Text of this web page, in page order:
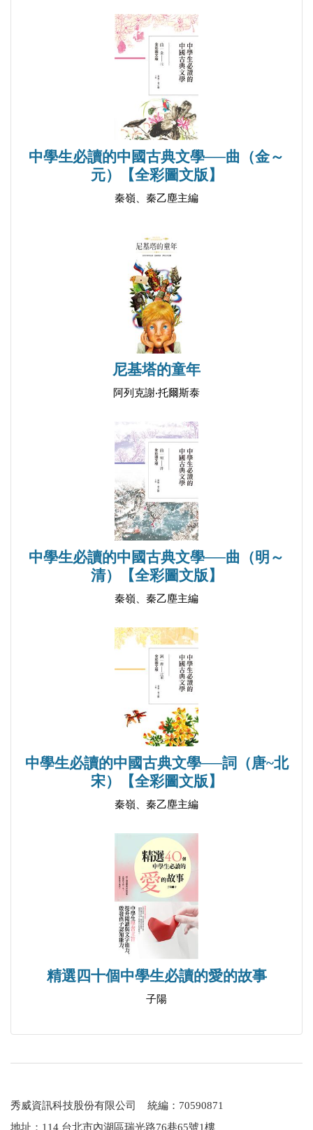
浣溪沙（蓼岸風多橘柚香）＼孫光憲
酒泉子（長憶觀潮）＼潘閬
蘇幕遮（碧雲天）＼范仲淹
漁家傲（塞下秋來風景異）＼范仲淹
雨霖鈴（寒蟬淒切）＼柳永
天仙子（〈水調〉數聲持酒聽）＼張先
蝶戀花（檻菊愁煙蘭泣露）＼晏殊
木蘭花（東城漸覺風光好）＼宋祁
采桑子（輕舟短棹西湖好）＼歐陽修
浪淘沙（把酒祝東風）＼歐陽修
菩薩蠻（數間茅屋閒臨水）＼王安石
卜算子 送鮑浩然之浙東＼王觀
菩薩蠻（哀箏一弄〈湘江〉曲）＼晏幾道
浣溪沙（簌簌衣巾落棗花）＼蘇軾
水調歌頭（明月幾時有？）＼蘇軾
虞美人 宜州見梅作＼黃庭堅
踏莎行（霧失樓臺）＼秦觀
浣溪沙（漠漠輕寒上小樓）＼秦觀
減字浣溪沙（秋水斜陽演漾金）＼賀鑄
南軻子（十里青山遠）＼仲殊
浣溪沙（樓上晴天碧四垂）＼周邦彥
蘇幕遮（燎沉香）＼周邦彥
青玉案（碧山錦樹明秋霽）＼曹組
采桑子 彭浪磯＼朱敦儒
如夢令（昨夜雨疏風驟）＼李清照
怨王孫（湖上風來波浩渺）＼李清照
醉花陰（薄霧濃雲愁永晝）＼李清照
中學生必讀的中國古典文學──曲（金～
元）【全彩圖文版】
秦嶺、秦乙塵主編
尼基塔的童年
阿列克謝‧托爾斯泰
中學生必讀的中國古典文學──曲（明～
清）【全彩圖文版】
秦嶺、秦乙塵主編
中學生必讀的中國古典文學──詞（唐~北
宋）【全彩圖文版】
秦嶺、秦乙塵主編
精選四十個中學生必讀的愛的故事
子陽
秀威資訊科技股份有限公司 統編：70590871
地址：114 台北市內湖區瑞光路76巷65號1樓